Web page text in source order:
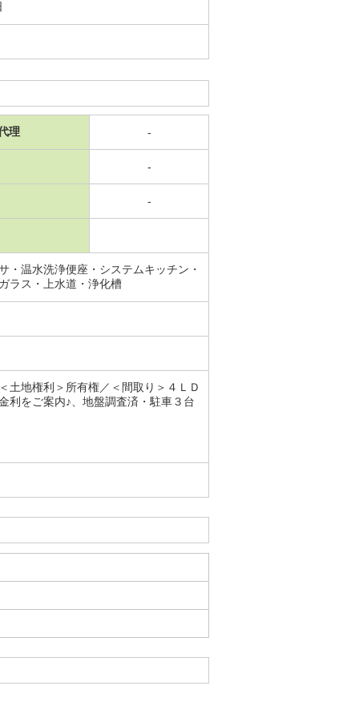
理 -
-
-
・温水洗浄便座・システムキッチン・
ラス・上水道・浄化槽
地権利＞所有権／＜間取り＞４ＬＤ
をご案内♪、地盤調査済・駐車３台